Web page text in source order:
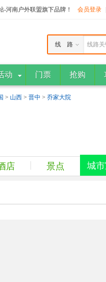
-河南户外联盟旗下品牌！ 会员登录
线路
线 路
动 门票 抢购
> 山西 > 晋中 > 乔家大院
店 景点 城